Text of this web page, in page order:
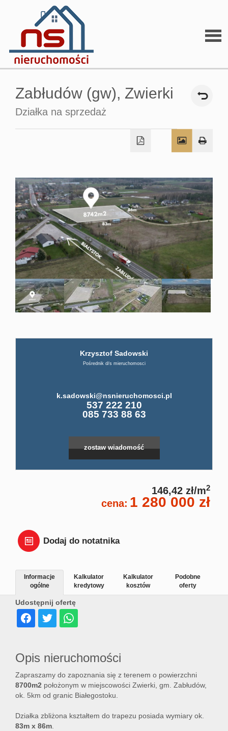
ABC
Zabłudów (gw), Zwierki
Działka na sprzedaż
Krzysztof Sadowski
Pośrednik d/s mieruchomosci
k.sadowski@nsnieruchomosci.pl
537 222 210
085 733 88 63
zostaw wiadomość
146,42 zł/m2
cena: 1 280 000 zł
Dodaj do notatnika
Udostępnij ofertę
Informacje
ogólne
Kalkulator
kredytowy
Kalkulator
kosztów
Podobne
oferty
Opis nieruchomości
Zapraszamy do zapoznania się z terenem o powierzchni
8700m2 położonym w miejscowości Zwierki, gm. Zabłudów,
ok. 5km od granic Białegostoku.
Działka zbliżona kształtem do trapezu posiada wymiary ok.
83m x 86m.